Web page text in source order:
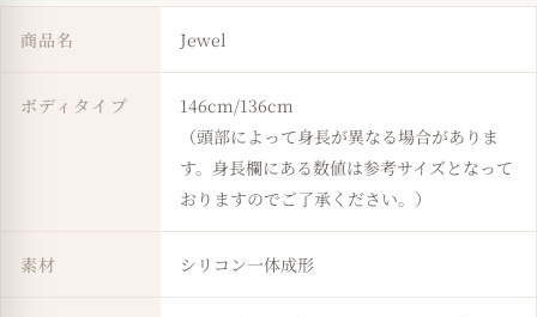
商品名 Jewel
ボディタイプ
146cm/136cm
（頭部によって身長が異なる場合がありま
す。身長欄にある数値は参考サイズとなって
おりますのでご了承ください。）
素材 シリコン一体成形